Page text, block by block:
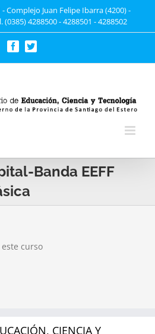
Complejo Juan Felipe Ibarra (4200) -
4288500 - 4288501 - 4288502
FacebookTwitter
Banda EEFF
curso
CIENCIA Y